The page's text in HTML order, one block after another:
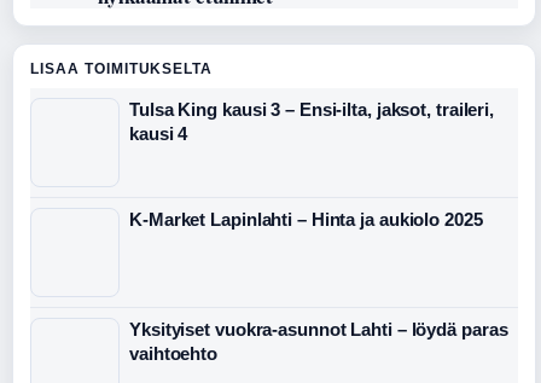
LISAA TOIMITUKSELTA
Tulsa King kausi 3 – Ensi-ilta, jaksot, traileri,
kausi 4
K-Market Lapinlahti – Hinta ja aukiolo 2025
Yksityiset vuokra-asunnot Lahti – löydä paras
vaihtoehto